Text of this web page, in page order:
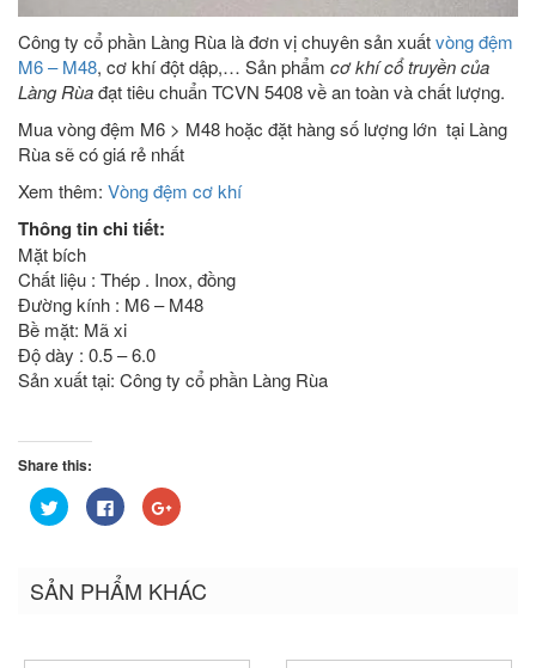
Công ty cổ phần Làng Rùa là đơn vị chuyên sản xuấtvòng đệm
M6 – M48, cơ khí đột dập,… Sản phẩm cơ khí cổ truyền của
Làng Rùađạt tiêu chuẩn TCVN 5408 về an toàn và chất lượng.
Mua vòng đệm M6 > M48 hoặc đặt hàng số lượng lớn tại Làng
Rùa sẽ có giá rẻ nhất
Xem thêm: Vòng đệm cơ khí
Thông tin chi tiết:
Mặt bích
Chất liệu : Thép . Inox, đồng
Đường kính : M6 – M48
Bề mặt: Mã xi
Độ dày : 0.5 – 6.0
Sản xuất tại: Công ty cổ phần Làng Rùa
Share this:
Bấm
để
(Opens
in
Nhấn
vào
Facebook
(Opens
in
Bấm
để
(Opens
in
SẢN PHẨM KHÁC